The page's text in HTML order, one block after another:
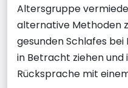
Altersgruppe
alternative Methoden
gesunden Schlafes
in Betracht ziehen
Rücksprache mit